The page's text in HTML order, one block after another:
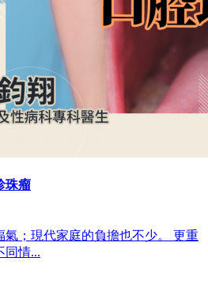
珠瘤
氣；現代家庭的負擔也不少。 更重
同情...